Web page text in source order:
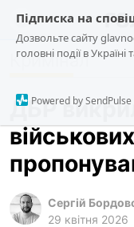
Підписка на
Дозвольте сайту
головні події в Україні
Powered by SendPulse
новини
про проєкт
Кримінал
ДБР
Сергій
29 квітня 2026